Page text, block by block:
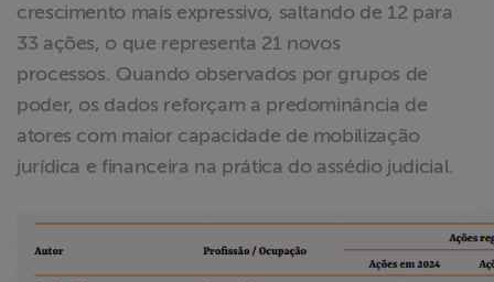
crescimento mais expressivo, saltando de 12 para
33 ações, o que representa 21 novos
processos. Quando observados por grupos de
poder, os dados reforçam a predominância de
atores com maior capacidade de mobilização
jurídica e financeira na prática do assédio judicial.